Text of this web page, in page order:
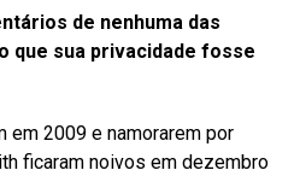
de nenhuma das
que sua privacidade fosse
em 2009 e namorarem por
ficaram noivos em dezembro